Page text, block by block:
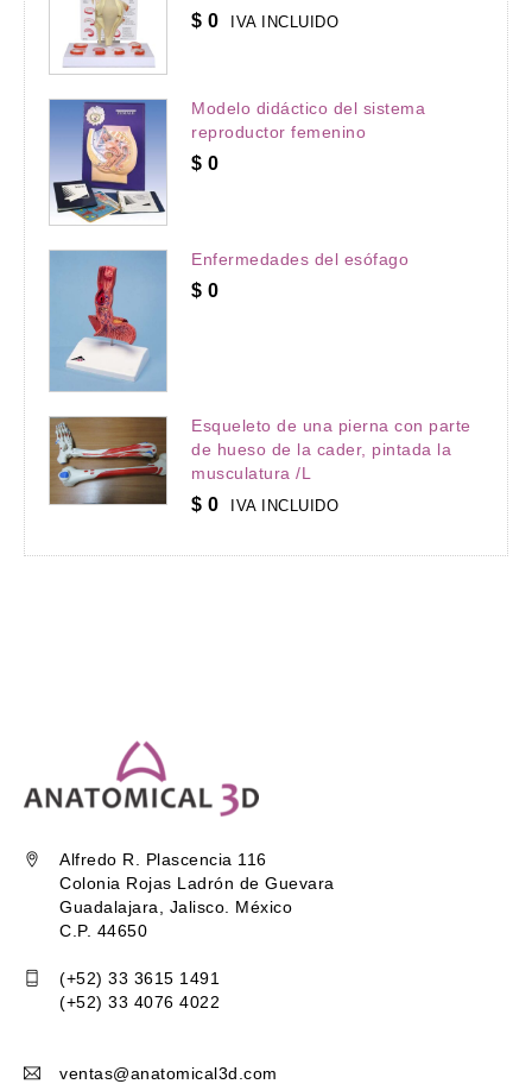
$ 0 IVA INCLUIDO
Modelo didáctico del sistema
reproductor femenino
$ 0
Enfermedades del esófago
$ 0
Esqueleto de una pierna con parte
de hueso de la cader, pintada la
musculatura /L
$ 0 IVA INCLUIDO
Alfredo R. Plascencia 116
Colonia Rojas Ladrón de Guevara
Guadalajara, Jalisco. México
C.P. 44650
(+52) 33 3615 1491
(+52) 33 4076 4022
ventas@anatomical3d.com